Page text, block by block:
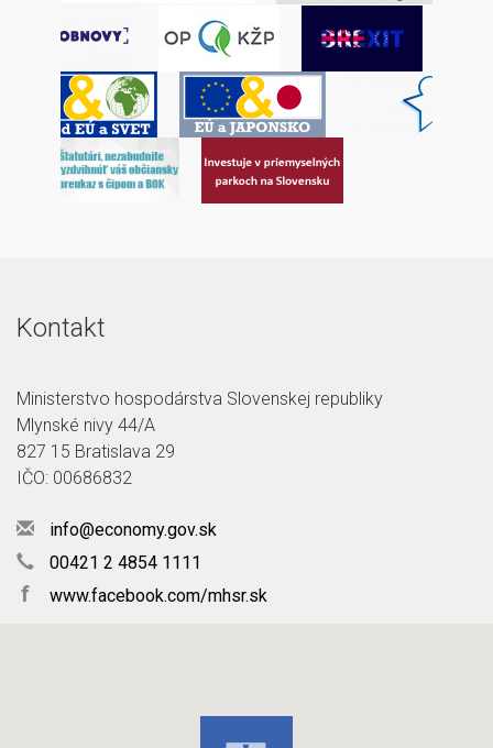
Kontakt
Ministerstvo hospodárstva Slovenskej republiky
Mlynské nivy 44/A
827 15 Bratislava 29
IČO: 00686832
info@economy.gov.sk
00421 2 4854 1111
f www.facebook.com/mhsr.sk